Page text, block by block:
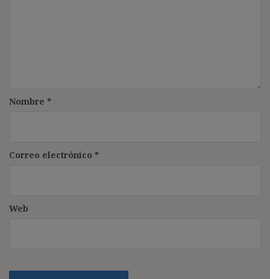
Nombre *
Correo electrónico *
Web